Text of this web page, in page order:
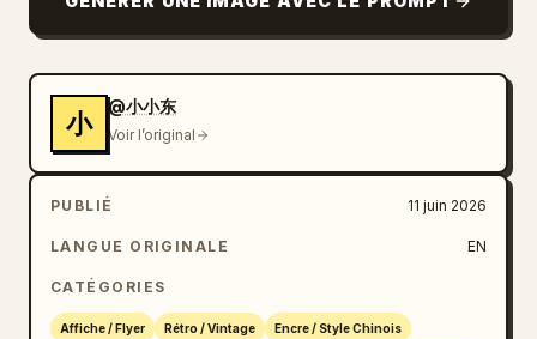
avec deux bobines visibles et la lueur d'une
petite lampe orange ; 1 homme en silhouette
gauche, vu de dos ; 1 femme en silhouette
assise à côté de lui près du centre-droit,
également vue de dos. Le projecteur projette
un cône de lumière chaude en diagonale vers
le centre, capturant la brume et se reflétant
sous forme de traînées orange sur le sol
Typographie : Placer un grand titre en
小
@小小东
Voir l’original
PUBLIÉ 11 juin 2026
LANGUE ORIGINALE EN
CATÉGORIES
Affiche / Flyer Rétro / Vintage Encre / Style Chinois